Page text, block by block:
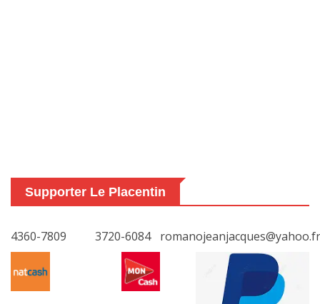
Supporter Le Placentin
4360-7809 3720-6084 romanojeanjacques@yahoo.fr